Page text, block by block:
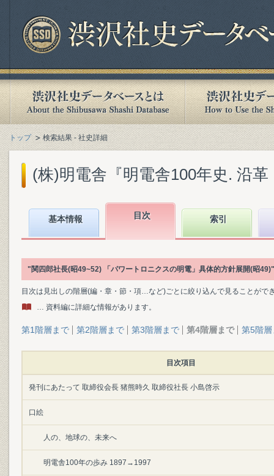
トップ 検索結果 - 社史詳細
(株)明電舎『明電舎100年史. 沿
基本情報 目次 索引
"関四郎社長(昭49~52) 「パワートロニクスの明電」具体的方針展開(昭
目次は見出しの階層(編・章・節・項…など)ごとに絞り込んで見ることがで
… 資料編に詳細な情報があります。
第1階層まで 第2階層まで 第3階層まで 第4階層まで 第5階層
目次項目
発刊にあたって 取締役会長 猪熊時久 取締役社長 小島啓示
口絵
人の、地球の、未来へ
明電舎100年の歩み 1897→1997